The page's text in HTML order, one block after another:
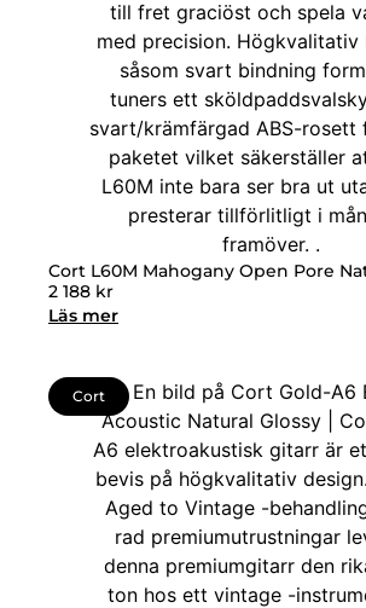
Cort L60M Mahogany Open Pore
2 188 kr
Läs mer
Cort